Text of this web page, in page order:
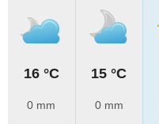
16 °C
0 mm
15 °C
0 mm